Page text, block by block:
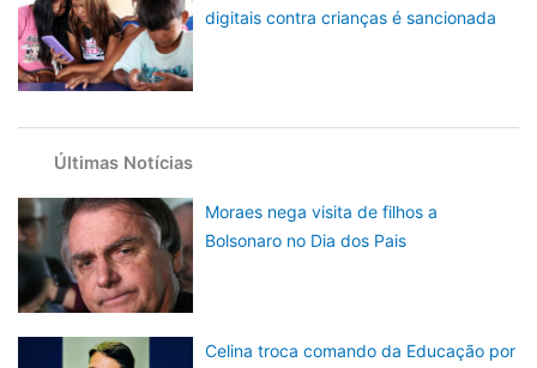
digitais contra crianças é sancionada
Últimas Notícias
Moraes nega visita de filhos a
Bolsonaro no Dia dos Pais
Celina troca comando da Educação por